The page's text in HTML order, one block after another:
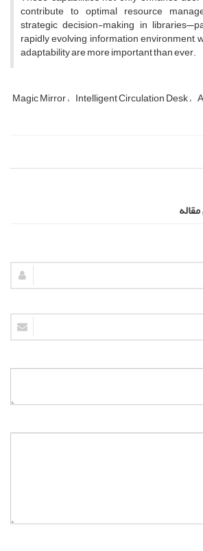
contribute to optimal resource
strategic decision-making in
rapidly evolving information environment,
adaptability are more important than ever.
Magic Mirror Intelligent Circulation Desk